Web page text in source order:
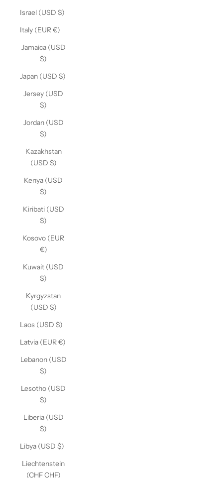
Israel (USD $)
Italy (EUR €)
Jamaica (USD
$)
Japan (USD $)
Jersey (USD
$)
Jordan (USD
$)
Kazakhstan
(USD $)
Kenya (USD
$)
Kiribati (USD
$)
Kosovo (EUR
€)
Kuwait (USD
$)
Kyrgyzstan
(USD $)
Laos (USD $)
Latvia (EUR €)
Lebanon (USD
$)
Lesotho (USD
$)
Liberia (USD
$)
Libya (USD $)
Liechtenstein
(CHF CHF)